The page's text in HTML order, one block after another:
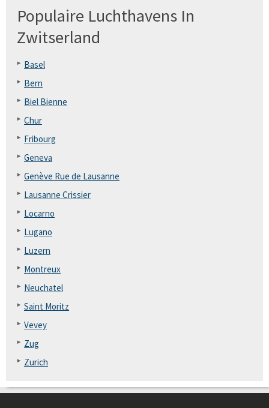
Populaire Luchthavens In
Zwitserland
Basel
Bern
Biel Bienne
Chur
Fribourg
Geneva
Genève Rue de Lausanne
Lausanne Crissier
Locarno
Lugano
Luzern
Montreux
Neuchatel
Saint Moritz
Vevey
Zug
Zurich